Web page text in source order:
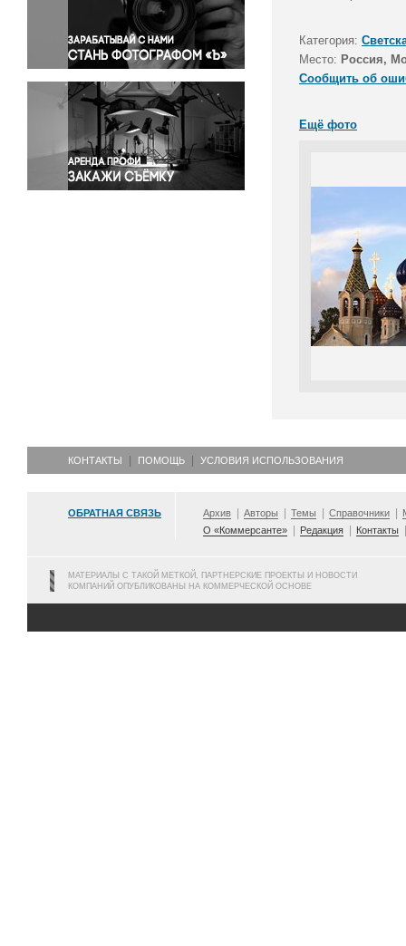
Правосудие
Происшествия и конфликты
Религия
Светская жизнь
Спорт
Экология
Экономика и бизнес
Категория:
Место: Россия,
Сообщить об
Ещё фото
КОНТАКТЫ ПОМОЩЬ УСЛОВИЯ ИСПОЛЬЗОВАНИЯ
ОБРАТНАЯ СВЯЗЬ Архив Авторы Темы Справочники
О «Коммерсанте»
Редакция Контакты
МАТЕРИАЛЫ С ТАКОЙ МЕТКОЙ, ПАРТНЕРСКИЕ ПРОЕКТЫ И НОВОСТИ
КОМПАНИЙ ОПУБЛИКОВАНЫ НА КОММЕРЧЕСКОЙ ОСНОВЕ